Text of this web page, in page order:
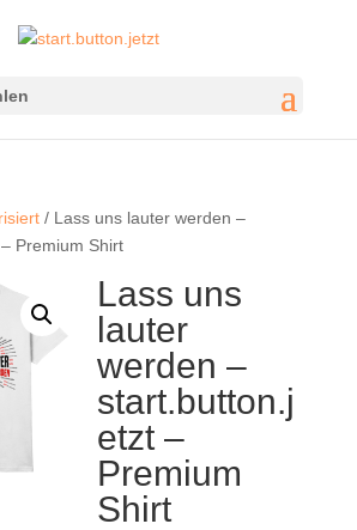
/ Lass uns lauter werden –
Premium Shirt
Lass uns
lauter
werden –
start.button.j
etzt –
Premium
Shirt